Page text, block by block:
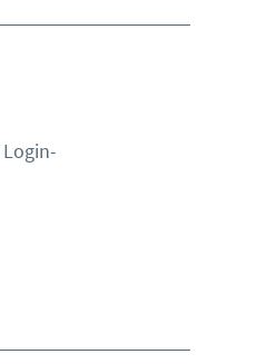
Login-